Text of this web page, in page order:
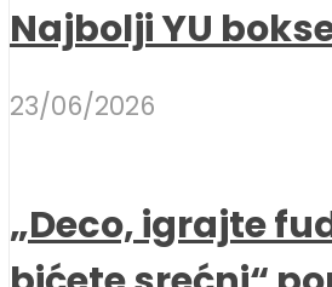
Najbolji YU
23/06/2026
„Deco, igrajte